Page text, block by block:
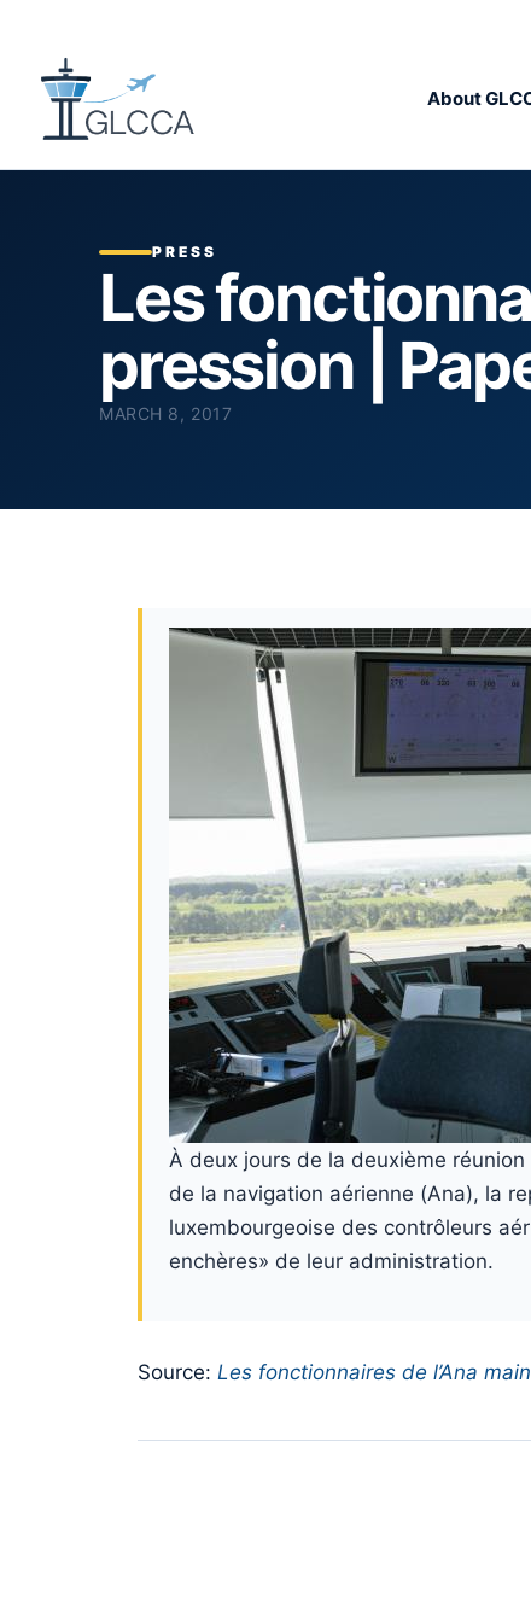
About
PRESS
Les
pression |
MARCH 8, 2017
À deux jours de la deuxième
de la navigation aérienne (Ana), la
luxembourgeoise des contrôleurs
enchères» de leur administration.
Source: Les fonctionnaires de l’Ana